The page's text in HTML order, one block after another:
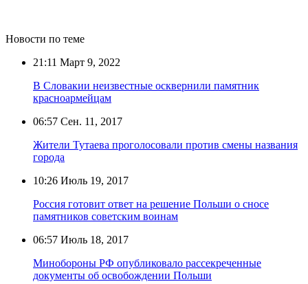
Новости по теме
21:11 Март 9, 2022
В Словакии неизвестные осквернили памятник
красноармейцам
06:57 Сен. 11, 2017
Жители Тутаева проголосовали против смены названия
города
10:26 Июль 19, 2017
Россия готовит ответ на решение Польши о сносе
памятников советским воинам
06:57 Июль 18, 2017
Минобороны РФ опубликовало рассекреченные
документы об освобождении Польши